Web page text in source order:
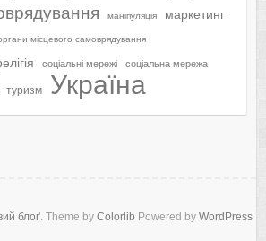
маніпуляція маркетинг
місцевого самоврядування
соціальні мережі соціальна мережа
туризм Україна
блоґ . Theme by Colorlib Powered by WordPress